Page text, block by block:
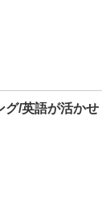
グ/英語が活かせ